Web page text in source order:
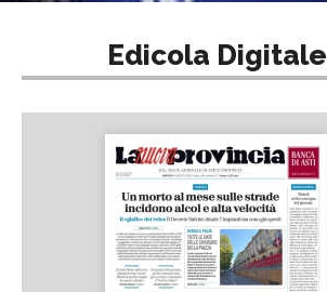
Edicola Digitale